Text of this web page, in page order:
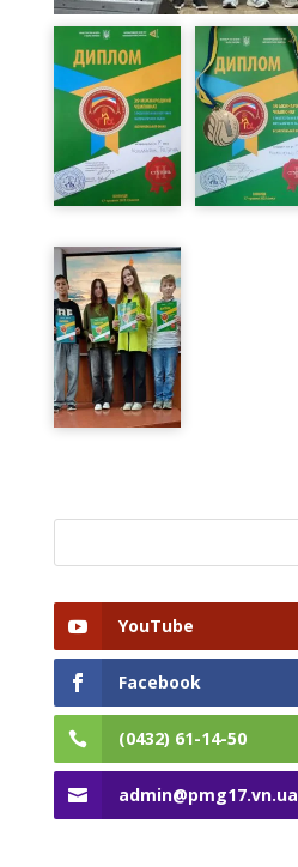
YouTube
Facebook
(0432) 61-14-50
admin@pmg17.vn.ua